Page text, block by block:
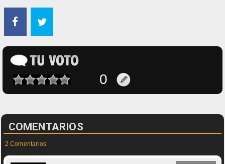
COMENTARIOS
2 Comentarios